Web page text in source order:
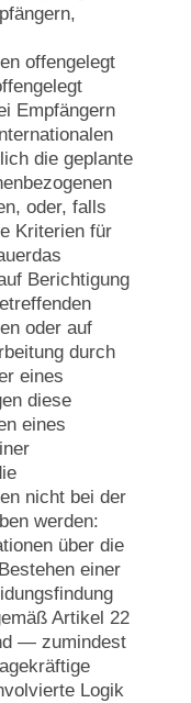
offengelegt
Empfängern
die geplante
oder, falls
Kriterien für
Berichtigung
oder auf
durch
eines
diese
eines
nicht bei der
werden:
über die
einer
Artikel 22
— zumindest
Logik